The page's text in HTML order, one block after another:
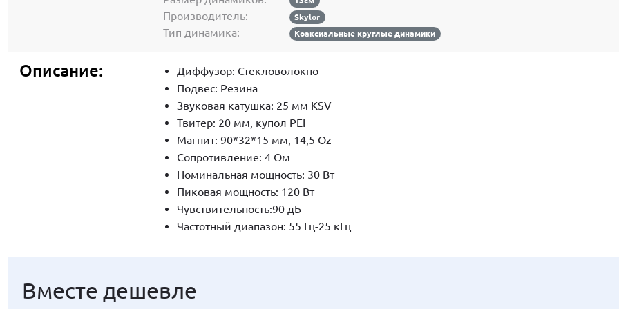
Производитель: Skylor
Тип динамика: Коаксиальные круглые динамики
Описание:
Диффузор: Стекловолокно
Подвес: Резина
Звуковая катушка: 25 мм KSV
Твитер: 20 мм, купол PEI
Магнит: 90*32*15 мм, 14,5 Oz
Сопротивление: 4 Ом
Номинальная мощность: 30 Вт
Пиковая мощность: 120 Вт
Чувствительность:90 дБ
Частотный диапазон: 55 Гц-25 кГц
Вместе дешевле
Вместе дешевле
Вместе дешевле
Вместе дешевле
Вместе дешевле
Вместе дешевле